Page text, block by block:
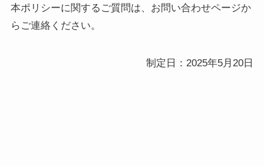
本ポリシーに関するご質問は、お問い合わせページか
らご連絡ください。
制定日：2025年5月20日